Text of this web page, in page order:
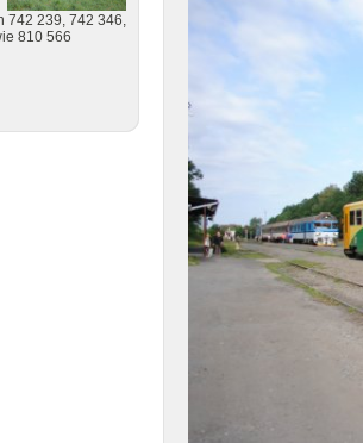
742 239, 742 346,
810 566